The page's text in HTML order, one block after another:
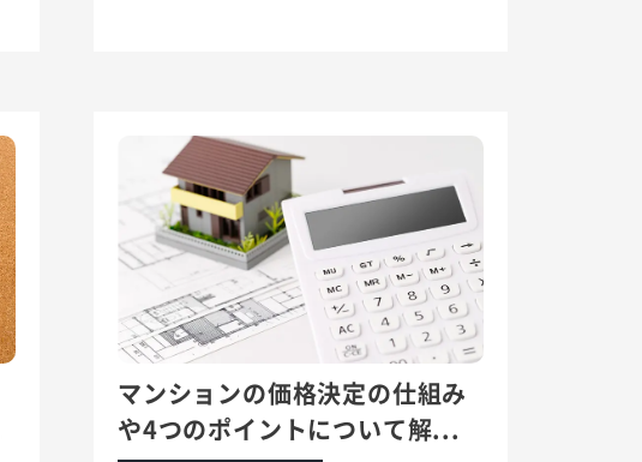
マンションの価格決定の仕組み
や4つのポイントについて解...